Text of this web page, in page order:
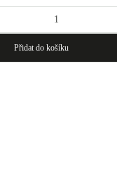
Přidat do košíku